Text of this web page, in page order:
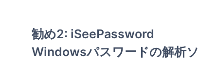
勧め2: iSeePassword
Windowsパスワードの解析ソ